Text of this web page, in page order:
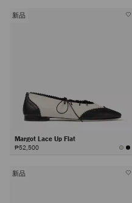
新品
Margot Lace Up Flat
₱52,500
新品